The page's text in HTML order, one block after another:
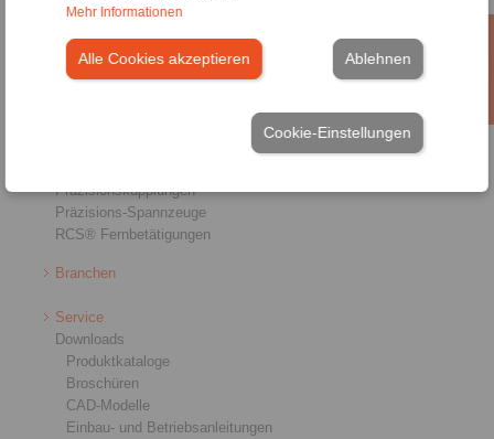
Mehr Informationen
Alle Cookies akzeptieren Ablehnen
Cookie-Einstellungen
Produkte
Übersicht
Freiläufe
Präzisionskupplungen
Präzisions-Spannzeuge
RCS® Fernbetätigungen
Branchen
Service
Downloads
Produktkataloge
Broschüren
CAD-Modelle
Einbau- und Betriebsanleitungen